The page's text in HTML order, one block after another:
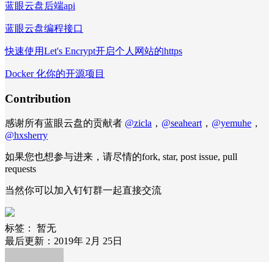
蓝眼云盘后端api
蓝眼云盘编程接口
快速使用Let's Encrypt开启个人网站的https
Docker 化你的开源项目
Contribution
感谢所有蓝眼云盘的贡献者 @zicla ， @seaheart ， @yemuhe ，
@hxsherry
如果您也想参与进来，请尽情的fork, star, post issue, pull
requests
当然你可以加入钉钉群一起直接交流
标签：
暂无
最后更新：2019年 2月 25日